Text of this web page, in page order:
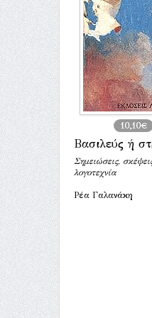
10,10€
Βασιλεύς ή
Σημειώσεις,
λογοτεχνία
Ρέα Γαλανάκη